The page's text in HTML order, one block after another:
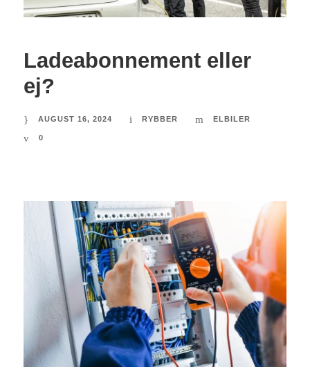
Ladeabonnement eller
ej?
AUGUST 16, 2024 RYBBER ELBILER
0